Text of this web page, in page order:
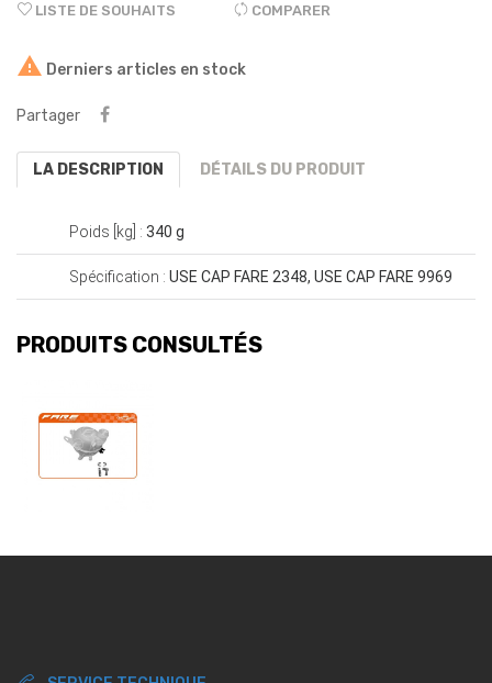
LISTE DE SOUHAITS COMPARER
 Derniers articles en stock
Partager
LA DESCRIPTION DÉTAILS DU PRODUIT
Poids [kg] : 340 g
Spécification : USE CAP FARE 2348, USE CAP FARE 9969
PRODUITS CONSULTÉS